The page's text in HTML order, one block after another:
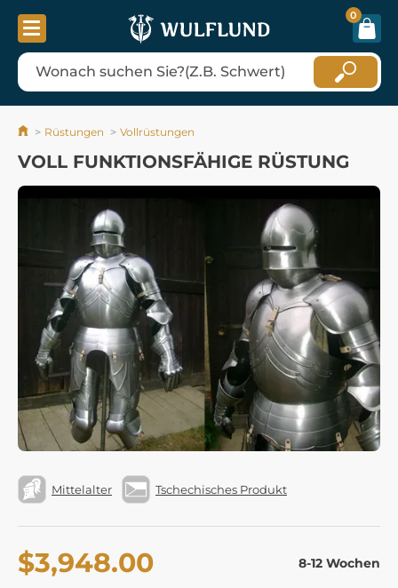
0
Rüstungen Vollrüstungen
VOLL FUNKTIONSFÄHIGE RÜSTUNG
Mittelalter Tschechisches Produkt
$3,948.00 8-12 Wochen